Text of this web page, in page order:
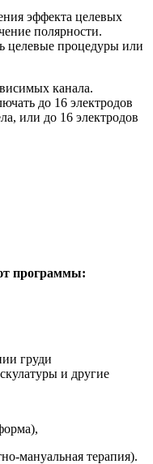
эффекта целевых
полярности.
целевые процедуры или
канала.
до 16 электродов
или до 16 электродов
программы:
груди
и другие
мануальная терапия).